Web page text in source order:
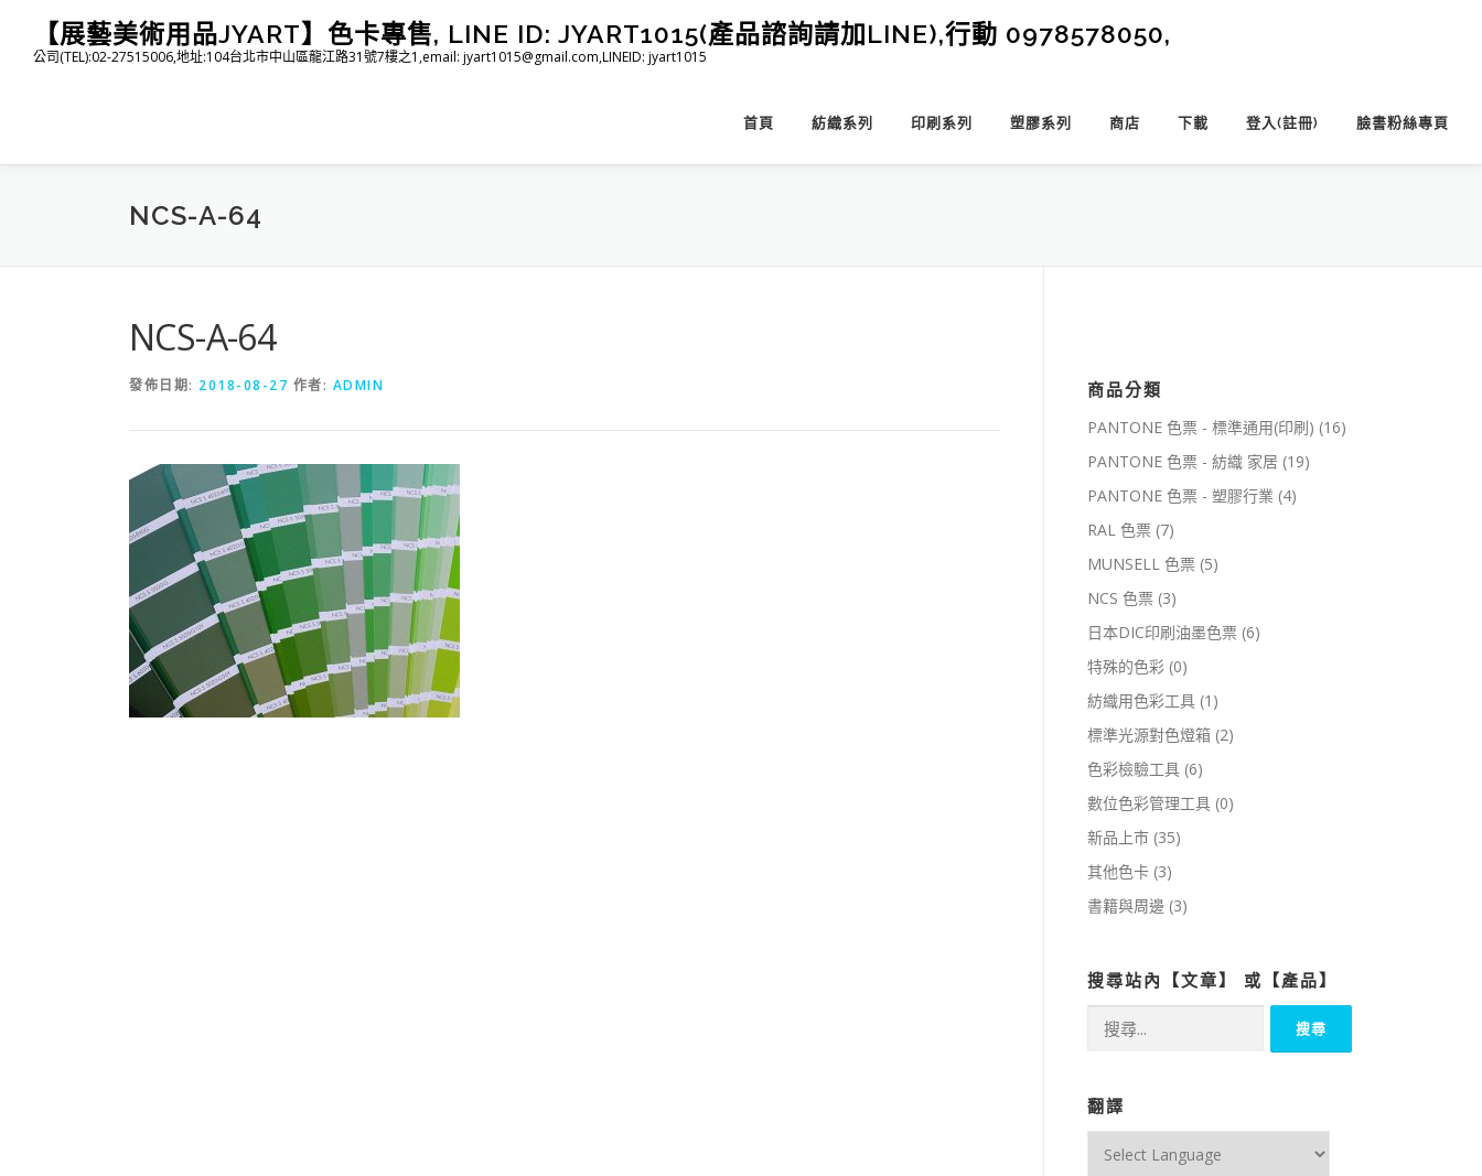
【展藝美術用品JYART】色卡專售, LINE ID: JYART1015(產品諮詢請加LINE),行動 0978578050,
公司(TEL):02-27515006,地址:104台北市中山區龍江路31號7樓之1,email: jyart1015@gmail.com,LINEID: jyart1015
首頁 紡織系列 印刷系列 塑膠系列 商店 下載 登入(註冊) 臉書粉絲專頁
NCS-A-64
NCS-A-64
發佈日期: 2018-08-27 作者: ADMIN 商品分類
PANTONE 色票 - 標準通用(印刷) (16)
PANTONE 色票 - 紡織 家居 (19)
PANTONE 色票 - 塑膠行業 (4)
RAL 色票 (7)
MUNSELL 色票 (5)
NCS 色票 (3)
日本DIC印刷油墨色票 (6)
特殊的色彩 (0)
紡織用色彩工具 (1)
標準光源對色燈箱 (2)
色彩檢驗工具 (6)
數位色彩管理工具 (0)
新品上市 (35)
其他色卡 (3)
書籍與周邊 (3)
搜尋站內【文章】 或【產品】
鍵
字:
翻譯